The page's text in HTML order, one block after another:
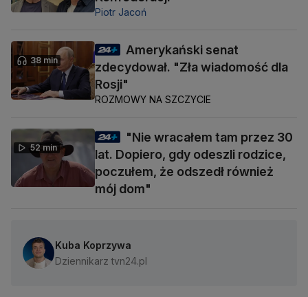
Piotr Jacoń
38 min
Amerykański senat
zdecydował. "Zła wiadomość dla
Rosji"
ROZMOWY NA SZCZYCIE
52 min
"Nie wracałem tam przez 30
lat. Dopiero, gdy odeszli rodzice,
poczułem, że odszedł również
mój dom"
Kuba Koprzywa
Dziennikarz tvn24.pl